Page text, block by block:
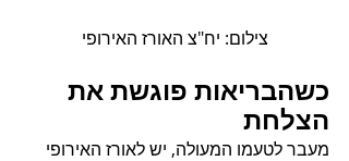
כשהבריאות פוגשת את
הצלחת
מעבר לטעמו המעולה, יש לאורז האירופי